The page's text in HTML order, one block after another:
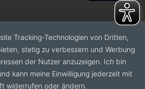
Tracking-Technologien von Dritten,
stetig zu verbessern und Werbung
der Nutzer anzuzeigen. Ich bin
kann meine Einwilligung jederzeit mit
widerrufen oder ändern.